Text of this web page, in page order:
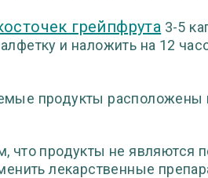
грейпфрута 3-5
и наложить на 12
продукты расположены
что продукты не являются
лекарственные